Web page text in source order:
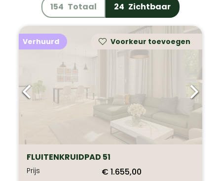
154 Totaal 24 Zichtbaar
Voorkeur toevoegen
Verhuurd
FLUITENKRUIDPAD 51
Prijs € 1.655,00